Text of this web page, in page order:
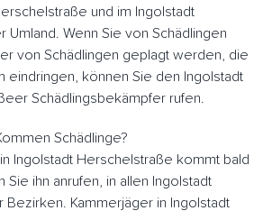
und im Ingolstadt
Umland. Wenn Sie von Schädlingen
von Schädlingen geplagt werden, die
eindringen, können Sie den Ingolstadt
Schädlingsbekämpfer rufen.
Schädlinge?
Ingolstadt Herschelstraße kommt bald
Sie ihn anrufen, in allen Ingolstadt
Kammerjäger in Ingolstadt